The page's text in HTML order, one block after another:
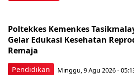
Pendidikan
Poltekkes Kemenkes
Gelar Edukasi Kesehatan
Remaja
Minggu, 9 Agu 2026 -